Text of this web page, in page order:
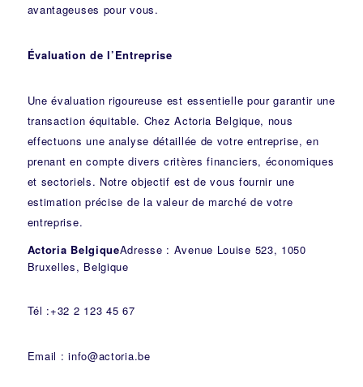
avantageuses pour vous.
Évaluation de l’Entreprise
Une évaluation rigoureuse est essentielle pour garantir une
transaction équitable. Chez Actoria Belgique, nous
effectuons une analyse détaillée de votre entreprise, en
prenant en compte divers critères financiers, économiques
et sectoriels. Notre objectif est de vous fournir une
estimation précise de la valeur de marché de votre
entreprise.
Actoria BelgiqueAdresse : Avenue Louise 523, 1050
Bruxelles, Belgique
Tél :+32 2 123 45 67
Email : info@actoria.be